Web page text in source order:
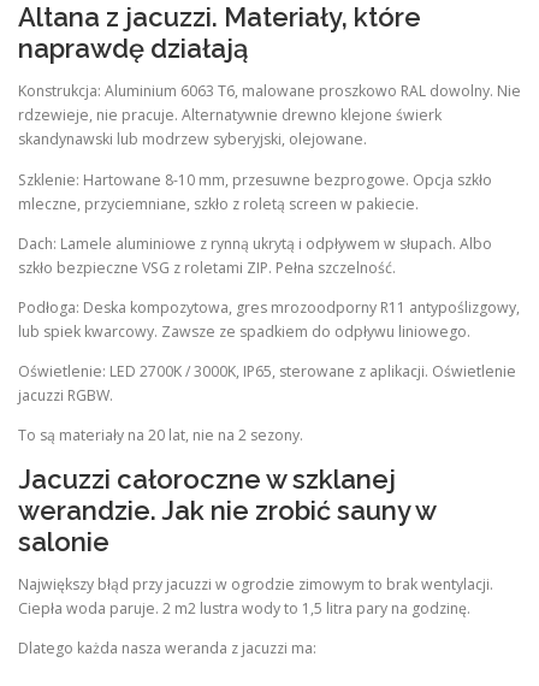
Altana z jacuzzi. Materiały, które
naprawdę działają
Konstrukcja: Aluminium 6063 T6, malowane proszkowo RAL dowolny. Nie
rdzewieje, nie pracuje. Alternatywnie drewno klejone świerk
skandynawski lub modrzew syberyjski, olejowane.
Szklenie: Hartowane 8-10 mm, przesuwne bezprogowe. Opcja szkło
mleczne, przyciemniane, szkło z roletą screen w pakiecie.
Dach: Lamele aluminiowe z rynną ukrytą i odpływem w słupach. Albo
szkło bezpieczne VSG z roletami ZIP. Pełna szczelność.
Podłoga: Deska kompozytowa, gres mrozoodporny R11 antypoślizgowy,
lub spiek kwarcowy. Zawsze ze spadkiem do odpływu liniowego.
Oświetlenie: LED 2700K / 3000K, IP65, sterowane z aplikacji. Oświetlenie
jacuzzi RGBW.
To są materiały na 20 lat, nie na 2 sezony.
Jacuzzi całoroczne w szklanej
werandzie. Jak nie zrobić sauny w
salonie
Największy błąd przy jacuzzi w ogrodzie zimowym to brak wentylacji.
Ciepła woda paruje. 2 m2 lustra wody to 1,5 litra pary na godzinę.
Dlatego każda nasza weranda z jacuzzi ma: